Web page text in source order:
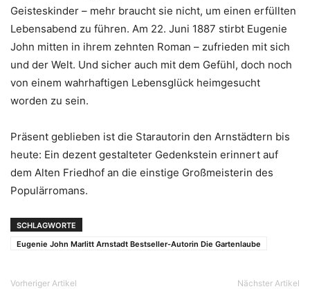
Geisteskinder – mehr braucht sie nicht, um einen erfüllten
Lebensabend zu führen. Am 22. Juni 1887 stirbt Eugenie
John mitten in ihrem zehnten Roman – zufrieden mit sich
und der Welt. Und sicher auch mit dem Gefühl, doch noch
von einem wahrhaftigen Lebensglück heimgesucht
worden zu sein.
Präsent geblieben ist die Starautorin den Arnstädtern bis
heute: Ein dezent gestalteter Gedenkstein erinnert auf
dem Alten Friedhof an die einstige Großmeisterin des
Populärromans.
SCHLAGWORTE
Eugenie John Marlitt Arnstadt Bestseller-Autorin Die Gartenlaube
Vorheriger Artikel Nächster Artikel